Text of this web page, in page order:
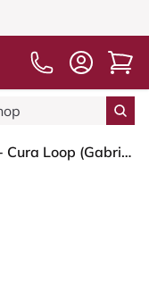
HÅG Capisco 8106 - Cura Loop (Gabriel) - Recyceltes Polyester - CLP60999 Black - Moss Grey - 265 mm (Sitzhöhe 53-79cm) - Weiche Rollen für harte Böden